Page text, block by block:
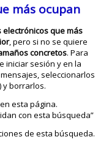
más ocupan
que más
, pero si no se quiere
concretos. Para
iniciar sesión y en la
seleccionarlos
y borrarlos.
esta página.
con esta búsqueda”
de esta búsqueda.